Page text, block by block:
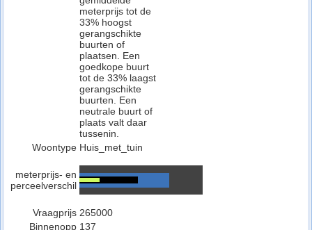
meterprijs tot de
33% hoogst
gerangschikte
buurten of
plaatsen. Een
goedkope buurt
tot de 33% laagst
gerangschikte
buurten. Een
neutrale buurt of
plaats valt daar
tussenin.
Woontype Huis_met_tuin
meterprijs- en
perceelverschil
Vraagprijs 265000
Binnenopp 137